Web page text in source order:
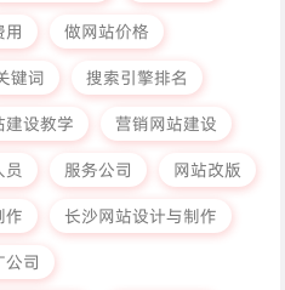
用
做网站价格
键词
搜索引擎排名
建设教学
营销网站建设
员 服务公司
网站改版
作
长沙网站设计与制作
公司